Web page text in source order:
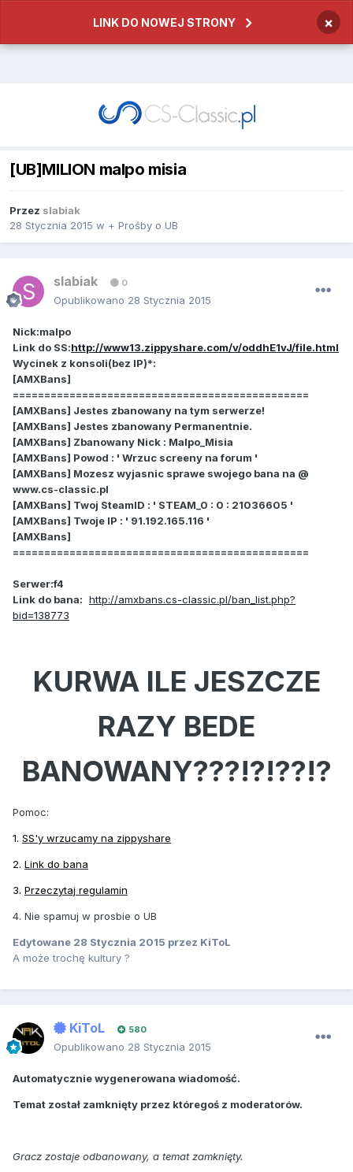
LINK DO NOWEJ STRONY ×
[UB]MILION malpo misia
Przez slabiak
28 Stycznia 2015 w + Prośby o UB
slabiak 0
Opublikowano 28 Stycznia 2015
Nick:malpo
Link do SS:http://www13.zippyshare.com/v/oddhE1vJ/file.html
Wycinek z konsoli(bez IP)*:
[AMXBans]
===============================================
[AMXBans] Jestes zbanowany na tym serwerze!
[AMXBans] Jestes zbanowany Permanentnie.
[AMXBans] Zbanowany Nick : Malpo_Misia
[AMXBans] Powod : ' Wrzuc screeny na forum '
[AMXBans] Mozesz wyjasnic sprawe swojego bana na @
www.cs-classic.pl
[AMXBans] Twoj SteamID : ' STEAM_0 : 0 : 21036605 '
[AMXBans] Twoje IP : ' 91.192.165.116 '
[AMXBans]
===============================================
Serwer:f4
Link do bana: http://amxbans.cs-classic.pl/ban_list.php?
bid=138773
KURWA ILE JESZCZE
RAZY BEDE
BANOWANY???!?!??!?
Pomoc:
1. SS'y wrzucamy na zippyshare
2. Link do bana
3. Przeczytaj regulamin
4. Nie spamuj w prosbie o UB
Edytowane 28 Stycznia 2015 przez KiToL
A może trochę kultury ?
KiToL 580
Opublikowano 28 Stycznia 2015
Automatycznie wygenerowana wiadomość.
Temat został zamknięty przez któregoś z moderatorów.
Gracz zostaje odbanowany, a temat zamknięty.